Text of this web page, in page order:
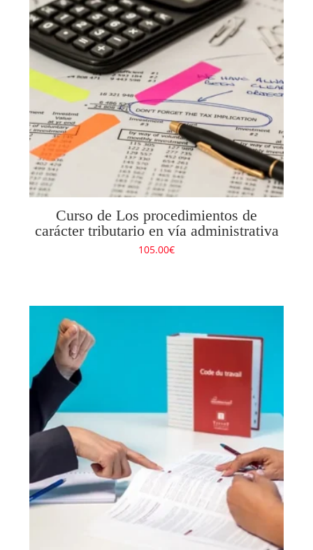
Curso de Los procedimientos de
carácter tributario en vía administrativa
105.00€